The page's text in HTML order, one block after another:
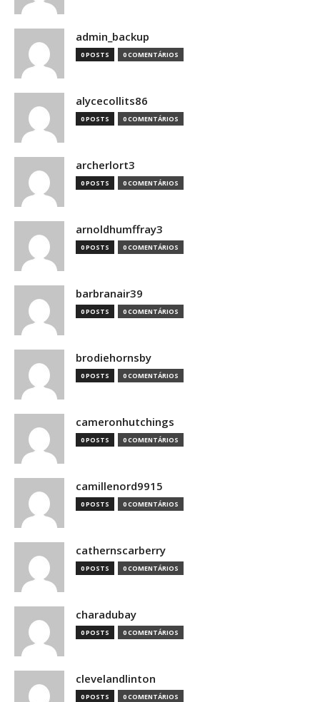
admin_backup
0 POSTS 0 COMENTÁRIOS
alycecollits86
0 POSTS 0 COMENTÁRIOS
archerlort3
0 POSTS 0 COMENTÁRIOS
arnoldhumffray3
0 POSTS 0 COMENTÁRIOS
barbranair39
0 POSTS 0 COMENTÁRIOS
brodiehornsby
0 POSTS 0 COMENTÁRIOS
cameronhutchings
0 POSTS 0 COMENTÁRIOS
camillenord9915
0 POSTS 0 COMENTÁRIOS
cathernscarberry
0 POSTS 0 COMENTÁRIOS
charadubay
0 POSTS 0 COMENTÁRIOS
clevelandlinton
0 POSTS 0 COMENTÁRIOS